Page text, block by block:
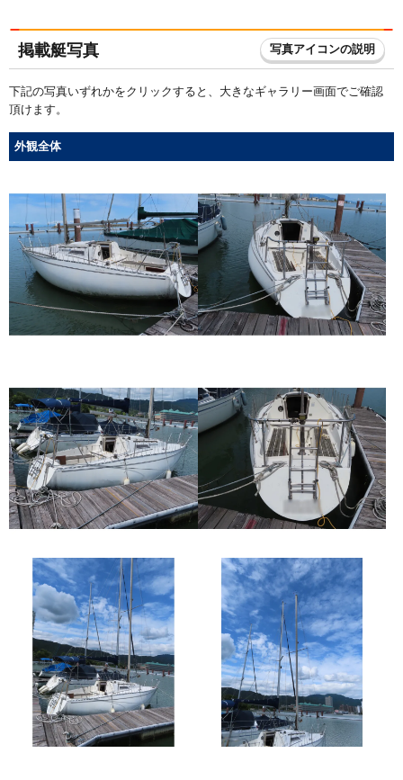
掲載艇写真 写真アイコンの説明
下記の写真いずれかをクリックすると、大きなギャラリー画面でご確認
頂けます。
外観全体